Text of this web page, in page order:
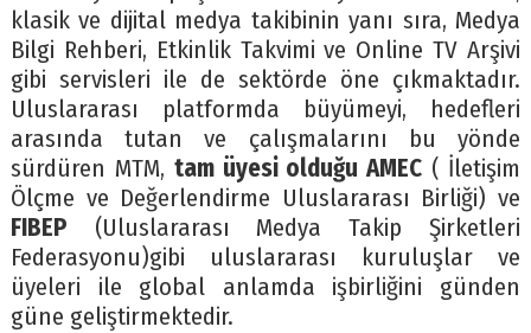
klasik ve dijital medya takibinin yanı sıra, Medya
Bilgi Rehberi, Etkinlik Takvimi ve Online TV Arşivi
gibi servisleri ile de sektörde öne çıkmaktadır.
Uluslararası platformda büyümeyi, hedefleri
arasında tutan ve çalışmalarını bu yönde
sürdüren MTM, tam üyesi olduğu AMEC ( İletişim
Ölçme ve Değerlendirme Uluslararası Birliği) ve
FIBEP (Uluslararası Medya Takip Şirketleri
Federasyonu)gibi uluslararası kuruluşlar ve
üyeleri ile global anlamda işbirliğini günden
güne geliştirmektedir.